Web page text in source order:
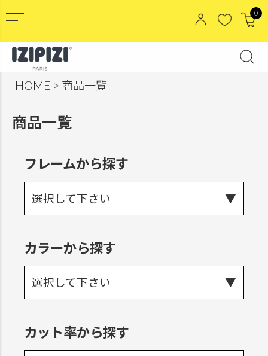
0
HOME 商品一覧
商品一覧
フレームから探す
選択して下さい
カラーから探す
選択して下さい
カット率から探す